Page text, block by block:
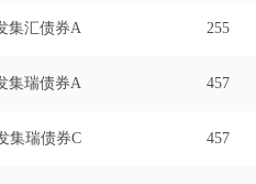
集汇债券A 255
集瑞债券A 457
集瑞债券C 457